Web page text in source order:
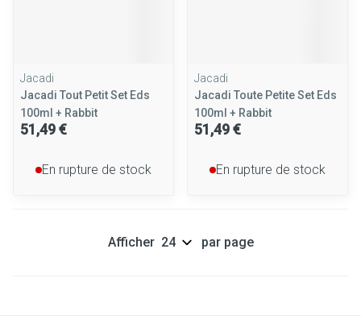
Jacadi
Jacadi Tout Petit Set Eds
100ml + Rabbit
51,49 €
En rupture de stock
Jacadi
Jacadi Toute Petite Set Eds
100ml + Rabbit
51,49 €
En rupture de stock
Afficher par page